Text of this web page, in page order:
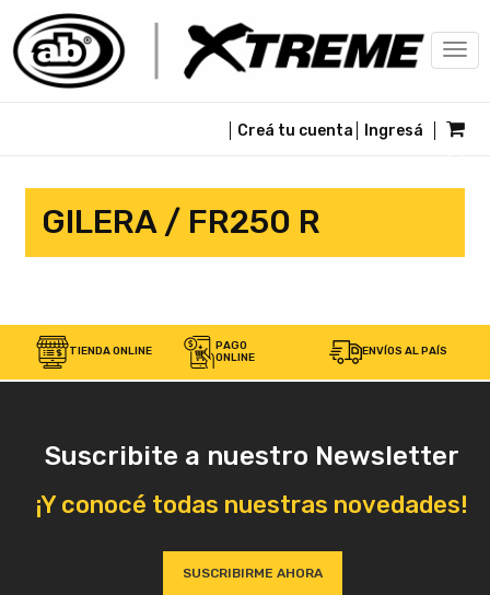
Creá tu cuenta Ingresá
GILERA / FR250 R
TIENDA ONLINE
PAGO
ONLINE
ENVÍOS AL PAÍS
Suscribite a nuestro Newsletter
¡Y conocé todas nuestras novedades!
SUSCRIBIRME AHORA